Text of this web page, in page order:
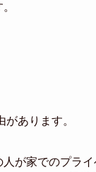
あります。
が家でのプラ